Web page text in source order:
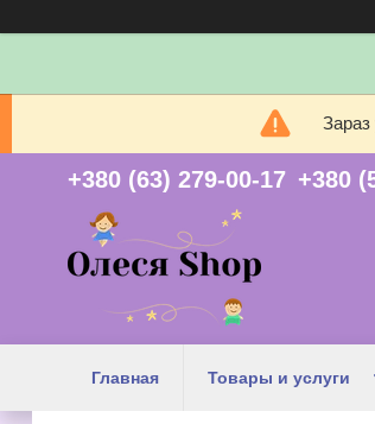
Зараз
+380 (63) 279-00-17 +380
Главная Товары и услуги